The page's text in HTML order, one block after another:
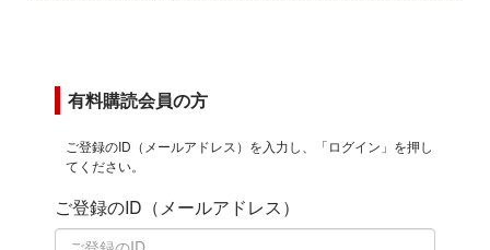
有料購読会員の方
ご登録のID（メールアドレス）を入力し、「ログイン」を押し
てください。
ご登録のID（メールアドレス）